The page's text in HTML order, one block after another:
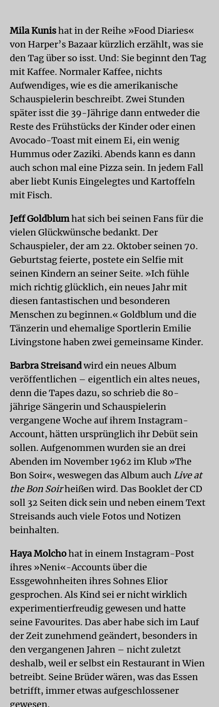
Mila Kunishat in der Reihe »Food Diaries«
von Harper’s Bazaar kürzlich erzählt, was sie
den Tag über so isst. Und: Sie beginnt den Tag
mit Kaffee. Normaler Kaffee, nichts
Aufwendiges, wie es die amerikanische
Schauspielerin beschreibt. Zwei Stunden
später isst die 39-Jährige dann entweder die
Reste des Frühstücks der Kinder oder einen
Avocado-Toast mit einem Ei, ein wenig
Hummus oder Zaziki. Abends kann es dann
auch schon mal eine Pizza sein. In jedem Fall
aber liebt Kunis Eingelegtes und Kartoffeln
mit Fisch.
Jeff Goldblumhat sich bei seinen Fans für die
vielen Glückwünsche bedankt. Der
Schauspieler, der am 22. Oktober seinen 70.
Geburtstag feierte, postete ein Selfie mit
seinen Kindern an seiner Seite. »Ich fühle
mich richtig glücklich, ein neues Jahr mit
diesen fantastischen und besonderen
Menschen zu beginnen.« Goldblum und die
Tänzerin und ehemalige Sportlerin Emilie
Living­stone haben zwei gemeinsame Kinder.
Barbra Streisandwird ein neues Album
veröffentlichen – eigentlich ein altes neues,
denn die Tapes dazu, so schrieb die 80-
jährige Sängerin und Schauspielerin
vergangene Woche auf ihrem Instagram-
Account, hätten ursprünglich ihr Debüt sein
sollen. Aufgenommen wurden sie an drei
Abenden im November 1962 im Klub »The
Bon Soir«, weswegen das Album auch Live at
the Bon Soirheißen wird. Das Booklet der CD
soll 32 Seiten dick sein und neben einem Text
Streisands auch viele Fotos und Notizen
beinhalten.
Haya Molchohat in einem Instagram-Post
ihres »Neni«-Accounts über die
Essgewohnheiten ihres Sohnes Elior
gesprochen. Als Kind sei er nicht wirklich
experimentierfreudig gewesen und hatte
seine Favourites. Das aber habe sich im Lauf
der Zeit zunehmend geändert, besonders in
den vergangenen Jahren – nicht zuletzt
deshalb, weil er selbst ein Res­taurant in Wien
betreibt. Seine Brüder wären, was das Essen
betrifft, immer etwas aufgeschlossener
gewesen.